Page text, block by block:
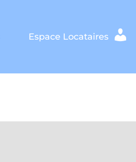
Espace Locataires